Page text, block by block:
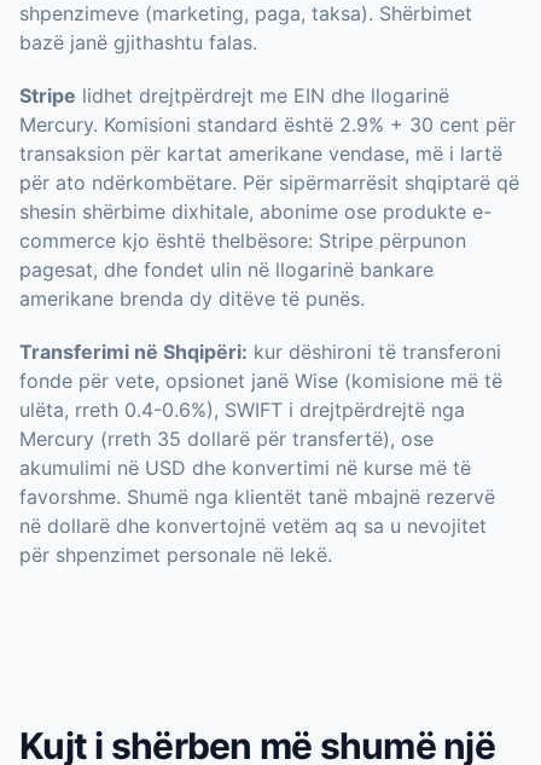
shpenzimeve (marketing, paga, taksa). Shërbimet
bazë janë gjithashtu falas.
Stripe lidhet drejtpërdrejt me EIN dhe llogarinë
Mercury. Komisioni standard është 2.9% + 30 cent për
transaksion për kartat amerikane vendase, më i lartë
për ato ndërkombëtare. Për sipërmarrësit shqiptarë që
shesin shërbime dixhitale, abonime ose produkte e-
commerce kjo është thelbësore: Stripe përpunon
pagesat, dhe fondet ulin në llogarinë bankare
amerikane brenda dy ditëve të punës.
Transferimi në Shqipëri: kur dëshironi të transferoni
fonde për vete, opsionet janë Wise (komisione më të
ulëta, rreth 0.4-0.6%), SWIFT i drejtpërdrejtë nga
Mercury (rreth 35 dollarë për transfertë), ose
akumulimi në USD dhe konvertimi në kurse më të
favorshme. Shumë nga klientët tanë mbajnë rezervë
në dollarë dhe konvertojnë vetëm aq sa u nevojitet
për shpenzimet personale në lekë.
Kujt i shërben më shumë një